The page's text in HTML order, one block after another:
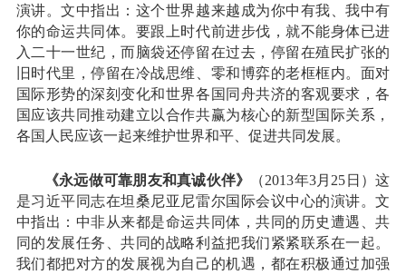
演讲。文中指出：这个世界越来越成为你中有我、我中有
你的命运共同体。要跟上时代前进步伐，就不能身体已进
入二十一世纪，而脑袋还停留在过去，停留在殖民扩张的
旧时代里，停留在冷战思维、零和博弈的老框框内。面对
国际形势的深刻变化和世界各国同舟共济的客观要求，各
国应该共同推动建立以合作共赢为核心的新型国际关系，
各国人民应该一起来维护世界和平、促进共同发展。
《永远做可靠朋友和真诚伙伴》
（2013年3月25日）这
是习近平同志在坦桑尼亚尼雷尔国际会议中心的演讲。文
中指出：中非从来都是命运共同体，共同的历史遭遇、共
同的发展任务、共同的战略利益把我们紧紧联系在一起。
我们都把对方的发展视为自己的机遇，都在积极通过加强